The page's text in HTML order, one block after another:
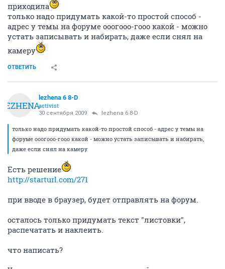
приходила
только надо придумать какой-то простой способ -
адрес у темы на форуме ооогооо-гооо какой - можно
устать записывать и набирать, даже если снял на
камеру
ОТВЕТИТЬ
LEZHENA
lezhena 6 8-D
activist
30 сентября 2009 lezhena 6 8-D
только надо придумать какой-то простой способ - адрес у темы на
форуме ооогооо-гооо какой - можно устать записывать и набирать,
даже если снял на камеру
Есть решение
http://starturl.com/271
при вводе в браузер, будет отправлять на форум.
осталось только придумать текст "листовки",
распечатать и наклеить.
что написать?